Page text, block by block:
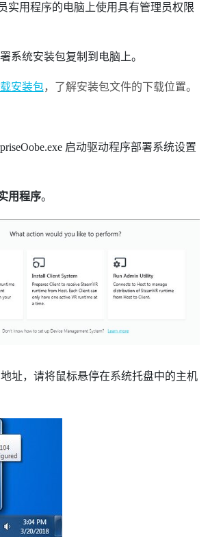
实用程序的电脑上使用具有管理员权限
系统安装包复制到电脑上。
安装包，了解安装包文件的下载位置。
启动驱动程序部署系统设置
用程序。
址，请将鼠标悬停在系统托盘中的主机